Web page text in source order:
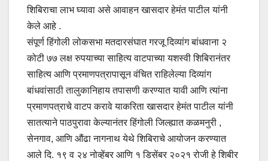
शिबिराचा लाभ घ्यावा असे आवाहन खासदार हेमंत पाटील यांनी
केले आहे .
संपूर्ण हिंगोली लोकसभा मतदारसंघात गरजू दिव्यांग बांधवाना २
कोटी ७७ लक्ष रुपयाच्या साहित्य वाटपाच्या यशस्वी शिबिरानंतर
साहित्य आणि प्रमाणपत्रापासून वंचित राहिलेल्या दिव्यांग
बांधवांसाठी तालुकानिहाय तपासणी करण्यात यावी आणि त्यांना
प्रमाणपत्राचे वाटप करावे याकरिता खासदार हेमंत पाटील यांनी
सातत्याने पाठपुरावा केल्यानंतर हिंगोली जिल्ह्यात कळमनुरी ,
सेनगाव, आणि औंढा नागनाथ येथे शिबिराचे आयोजन करण्यात
आले दि. १९ व २४ नोव्हेंबर आणि १ डिसेंबर २०२१ रोजी हे शिबीर